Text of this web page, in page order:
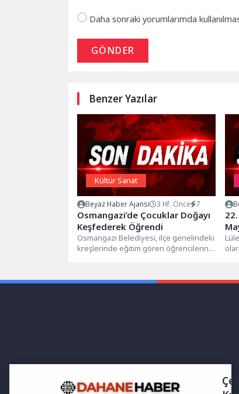
Daha sonraki yorumlarımda
GÖNDER
Benzer Yazılar
Kültür Sanat
Beyaz Haber Ajansı 3 Hf. Önce 7
Osmangazi’de Çocuklar Doğayı
Keşfederek Öğrendi
Osmangazi Belediyesi, ilçe genelindeki
kreşlerinde eğitim gören öğrencilerini